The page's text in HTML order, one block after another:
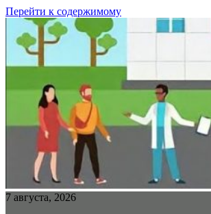
Перейти к содержимому
7 августа, 2026